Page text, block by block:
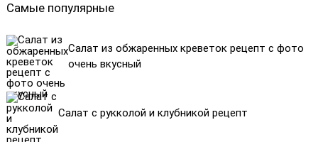
Самые популярные
Салат из обжаренных креветок рецепт с фото
очень вкусный
Салат с рукколой и клубникой рецепт